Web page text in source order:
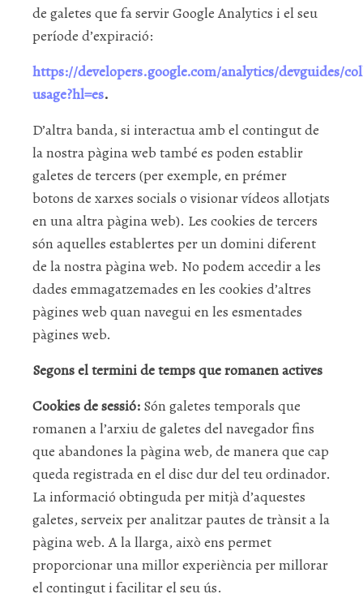
de galetes que fa servir Google Analytics i el seu
període d’expiració:
https://developers.google.com/analytics/devguides/
usage?hl=es.
D’altra banda, si interactua amb el contingut de
la nostra pàgina web també es poden establir
galetes de tercers (per exemple, en prémer
botons de xarxes socials o visionar vídeos allotjats
en una altra pàgina web). Les cookies de tercers
són aquelles establertes per un domini diferent
de la nostra pàgina web. No podem accedir a les
dades emmagatzemades en les cookies d’altres
pàgines web quan navegui en les esmentades
pàgines web.
Segons el termini de temps que romanen actives
Cookies de sessió: Són galetes temporals que
romanen a l’arxiu de galetes del navegador fins
que abandones la pàgina web, de manera que cap
queda registrada en el disc dur del teu ordinador.
La informació obtinguda per mitjà d’aquestes
galetes, serveix per analitzar pautes de trànsit a la
pàgina web. A la llarga, això ens permet
proporcionar una millor experiència per millorar
el contingut i facilitar el seu ús.